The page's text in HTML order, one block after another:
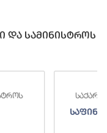
და სამინისტროს